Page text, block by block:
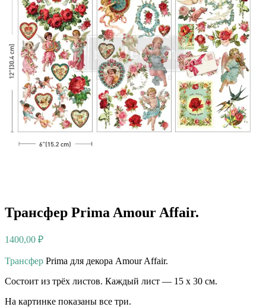
Трансфер Prima Amour Affair.
1400,00 ₽
Трансфер Prima для декора Amour Affair.⠀
Состоит из трёх листов. Каждый лист — 15 х 30 см.
На картинке показаны все три.